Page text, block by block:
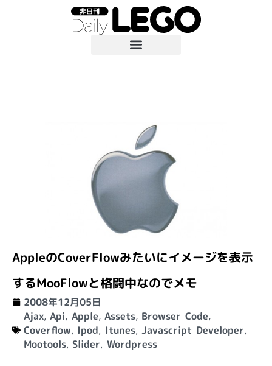
AppleのCoverFlowみたいにイメージを表示
するMooFlowと格闘中なのでメモ
2008年12月05日
Ajax,Api, Apple, Assets, Browser Code,
Coverflow, Ipod, Itunes, Javascript Developer,
Mootools, Slider, Wordpress